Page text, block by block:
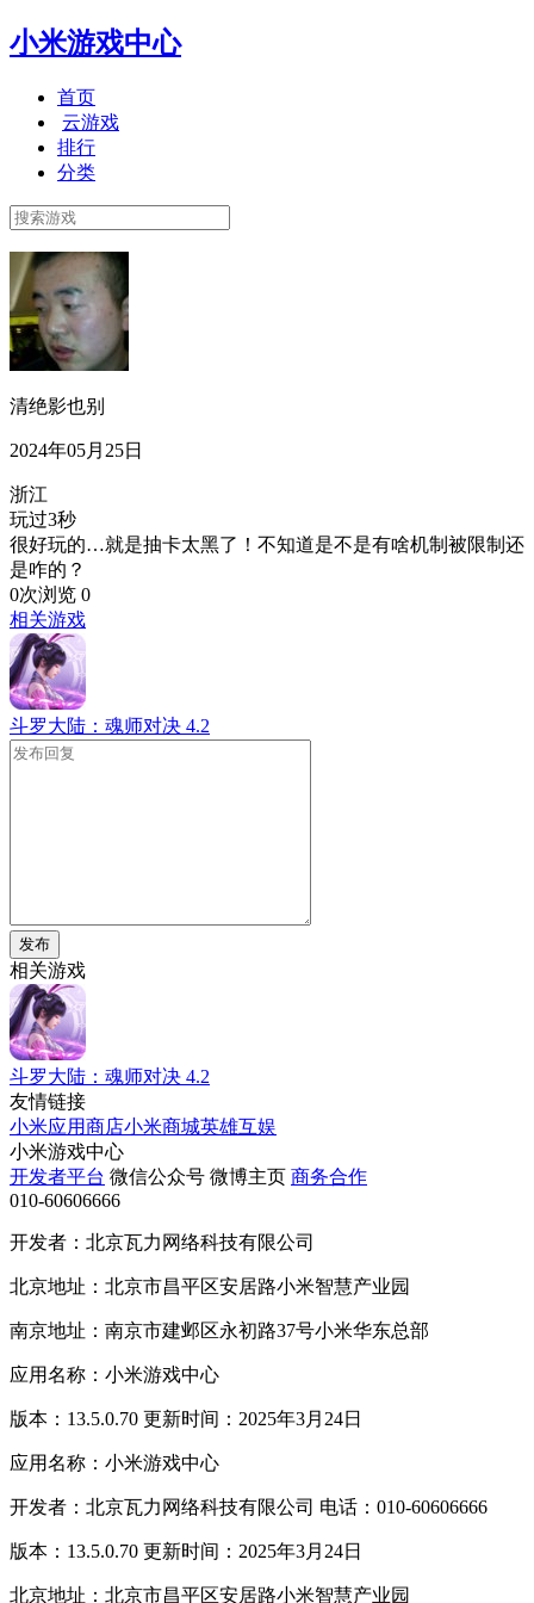
小米游戏中心
首页
云游戏
排行
分类
清绝影也别
2024年05月25日
浙江
玩过3秒
很好玩的…就是抽卡太黑了！不知道是不是有啥机制被限制还
是咋的？
0次浏览 0
相关游戏
斗罗大陆：魂师对决 4.2
发布
相关游戏
斗罗大陆：魂师对决 4.2
友情链接
小米应用商店小米商城英雄互娱
小米游戏中心
开发者平台 微信公众号 微博主页 商务合作
010-60606666
开发者：北京瓦力网络科技有限公司
北京地址：北京市昌平区安居路小米智慧产业园
南京地址：南京市建邺区永初路37号小米华东总部
应用名称：小米游戏中心
版本：13.5.0.70 更新时间：2025年3月24日
应用名称：小米游戏中心
开发者：北京瓦力网络科技有限公司 电话：010-60606666
版本：13.5.0.70 更新时间：2025年3月24日
北京地址：北京市昌平区安居路小米智慧产业园